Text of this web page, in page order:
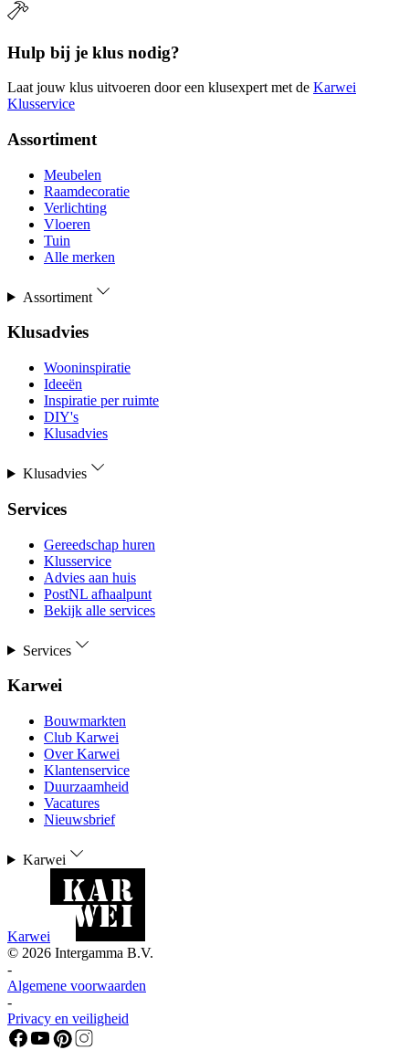
Hulp bij je klus nodig?
Laat jouw klus uitvoeren door een klusexpert met de Karwei
Klusservice
Assortiment
Meubelen
Raamdecoratie
Verlichting
Vloeren
Tuin
Alle merken
Assortiment
Klusadvies
Wooninspiratie
Ideeën
Inspiratie per ruimte
DIY's
Klusadvies
Klusadvies
Services
Gereedschap huren
Klusservice
Advies aan huis
PostNL afhaalpunt
Bekijk alle services
Services
Karwei
Bouwmarkten
Club Karwei
Over Karwei
Klantenservice
Duurzaamheid
Vacatures
Nieuwsbrief
Karwei
Karwei
© 2026 Intergamma B.V.
-
Algemene voorwaarden
-
Privacy en veiligheid